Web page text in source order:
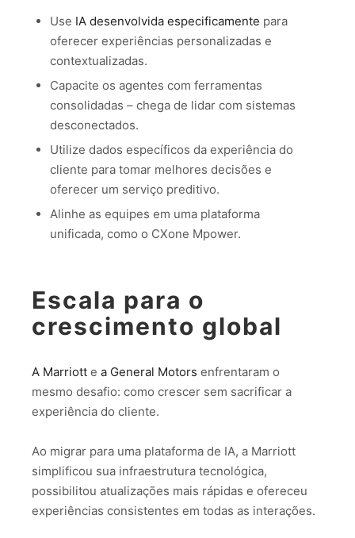
Use IA desenvolvida especificamente para
oferecer experiências personalizadas e
contextualizadas.
Capacite os agentes com ferramentas
consolidadas – chega de lidar com sistemas
desconectados.
Utilize dados específicos da experiência do
cliente para tomar melhores decisões e
oferecer um serviço preditivo.
Alinhe as equipes em uma plataforma
unificada, como o CXone Mpower.
Escala para o
crescimento global
A Marriott e a General Motors enfrentaram o
mesmo desafio: como crescer sem sacrificar a
experiência do cliente.
Ao migrar para uma plataforma de IA, a Marriott
simplificou sua infraestrutura tecnológica,
possibilitou atualizações mais rápidas e ofereceu
experiências consistentes em todas as interações.